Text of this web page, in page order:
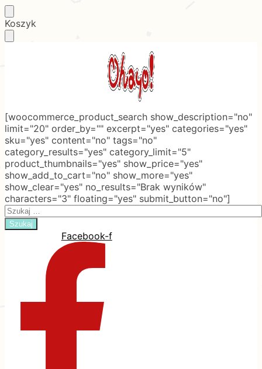
Skip
to
Skip
to
Koszyk
[woocommerce_product_search show_description="no"
limit="20" order_by="" excerpt="yes" categories="yes"
sku="yes" content="no" tags="no"
category_results="yes" category_limit="5"
product_thumbnails="yes" show_price="yes"
show_add_to_cart="no" show_more="yes"
show_clear="yes" no_results="Brak wyników"
characters="3" floating="yes" submit_button="no"]
Search
for:
Facebook-f